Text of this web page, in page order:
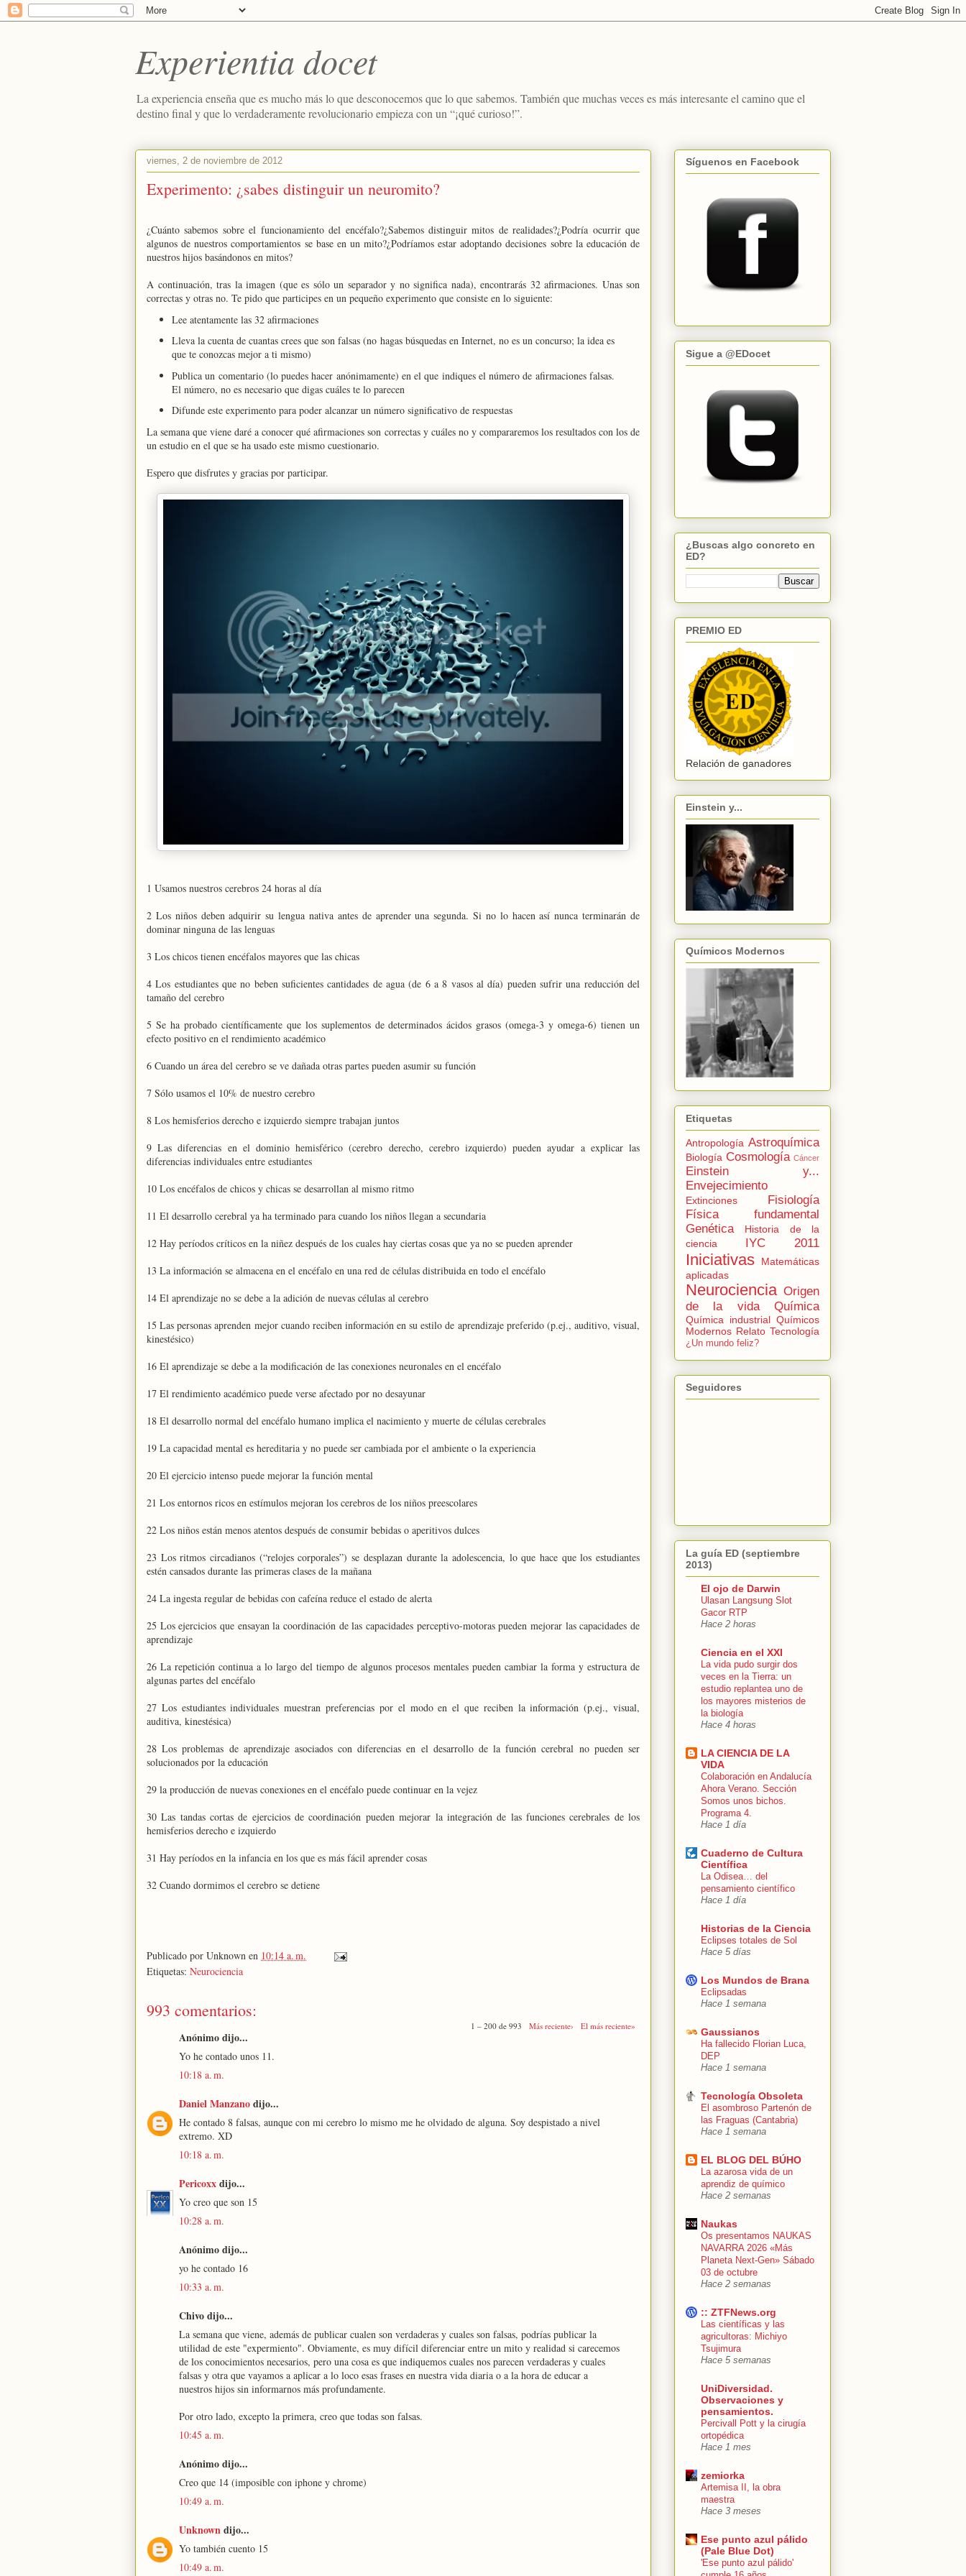
Experientia docet
La experiencia enseña que es mucho más lo que desconocemos que lo que sabemos. También que muchas veces es más interesante el camino que el
destino final y que lo verdaderamente revolucionario empieza con un “¡qué curioso!”.
viernes, 2 de noviembre de 2012
Experimento: ¿sabes distinguir un neuromito?
¿Cuánto sabemos sobre el funcionamiento del encéfalo?¿Sabemos distinguir mitos de realidades?¿Podría ocurrir que
algunos de nuestros comportamientos se base en un mito?¿Podríamos estar adoptando decisiones sobre la educación de
nuestros hijos basándonos en mitos?
A continuación, tras la imagen (que es sólo un separador y no significa nada), encontrarás 32 afirmaciones. Unas son
correctas y otras no. Te pido que participes en un pequeño experimento que consiste en lo siguiente:
Lee atentamente las 32 afirmaciones
Lleva la cuenta de cuantas crees que son falsas (no hagas búsquedas en Internet, no es un concurso; la idea es
que te conozcas mejor a ti mismo)
Publica un comentario (lo puedes hacer anónimamente) en el que indiques el número de afirmaciones falsas.
El número, no es necesario que digas cuáles te lo parecen
Difunde este experimento para poder alcanzar un número significativo de respuestas
La semana que viene daré a conocer qué afirmaciones son correctas y cuáles no y compararemos los resultados con los de
un estudio en el que se ha usado este mismo cuestionario.
Espero que disfrutes y gracias por participar.
1 Usamos nuestros cerebros 24 horas al día
2 Los niños deben adquirir su lengua nativa antes de aprender una segunda. Si no lo hacen así nunca terminarán de
dominar ninguna de las lenguas
3 Los chicos tienen encéfalos mayores que las chicas
4 Los estudiantes que no beben suficientes cantidades de agua (de 6 a 8 vasos al día) pueden sufrir una reducción del
tamaño del cerebro
5 Se ha probado científicamente que los suplementos de determinados ácidos grasos (omega-3 y omega-6) tienen un
efecto positivo en el rendimiento académico
6 Cuando un área del cerebro se ve dañada otras partes pueden asumir su función
7 Sólo usamos el 10% de nuestro cerebro
8 Los hemisferios derecho e izquierdo siempre trabajan juntos
9 Las diferencias en el dominio hemisférico (cerebro derecho, cerebro izquierdo) pueden ayudar a explicar las
diferencias individuales entre estudiantes
10 Los encéfalos de chicos y chicas se desarrollan al mismo ritmo
11 El desarrollo cerebral ya ha terminado para cuando los niños llegan a secundaria
12 Hay períodos críticos en la niñez después de los cuales hay ciertas cosas que ya no se pueden aprender
13 La información se almacena en el encéfalo en una red de células distribuida en todo el encéfalo
14 El aprendizaje no se debe a la adición de nuevas células al cerebro
15 Las personas aprenden mejor cuando reciben información en su estilo de aprendizaje preferido (p.ej., auditivo, visual,
kinestésico)
16 El aprendizaje se debe a la modificación de las conexiones neuronales en el encéfalo
17 El rendimiento académico puede verse afectado por no desayunar
18 El desarrollo normal del encéfalo humano implica el nacimiento y muerte de células cerebrales
19 La capacidad mental es hereditaria y no puede ser cambiada por el ambiente o la experiencia
20 El ejercicio intenso puede mejorar la función mental
21 Los entornos ricos en estímulos mejoran los cerebros de los niños preescolares
22 Los niños están menos atentos después de consumir bebidas o aperitivos dulces
23 Los ritmos circadianos (“relojes corporales”) se desplazan durante la adolescencia, lo que hace que los estudiantes
estén cansados durante las primeras clases de la mañana
24 La ingesta regular de bebidas con cafeína reduce el estado de alerta
25 Los ejercicios que ensayan la coordinación de las capacidades perceptivo-motoras pueden mejorar las capacidades de
aprendizaje
26 La repetición continua a lo largo del tiempo de algunos procesos mentales pueden cambiar la forma y estructura de
algunas partes del encéfalo
27 Los estudiantes individuales muestran preferencias por el modo en el que reciben la información (p.ej., visual,
auditiva, kinestésica)
28 Los problemas de aprendizaje asociados con diferencias en el desarrollo de la función cerebral no pueden ser
solucionados por la educación
29 la producción de nuevas conexiones en el encéfalo puede continuar en la vejez
30 Las tandas cortas de ejercicios de coordinación pueden mejorar la integración de las funciones cerebrales de los
hemisferios derecho e izquierdo
31 Hay períodos en la infancia en los que es más fácil aprender cosas
32 Cuando dormimos el cerebro se detiene
Publicado por Unknown en 10:14 a. m.
Etiquetas: Neurociencia
993 comentarios:
1 – 200 de 993 Más reciente› El más reciente»
Anónimo dijo...
Yo he contado unos 11.
10:18 a. m.
Daniel Manzanodijo...
He contado 8 falsas, aunque con mi cerebro lo mismo me he olvidado de alguna. Soy despistado a nivel
extremo. XD
10:18 a. m.
Pericoxxdijo...
Yo creo que son 15
10:28 a. m.
Anónimo dijo...
yo he contado 16
10:33 a. m.
Chivo dijo...
La semana que viene, además de publicar cualen son verdaderas y cuales son falsas, podrías publicar la
utilidad de este "expermiento". Obviamente, es muy difícil diferenciar entre un mito y realidad si carecemos
de los conocimientos necesarios, pero una cosa es que indiquemos cuales nos parecen verdaderas y cuales
falsas y otra que vayamos a aplicar a lo loco esas frases en nuestra vida diaria o a la hora de educar a
nuestros hijos sin informarnos más profundamente.
Por otro lado, excepto la primera, creo que todas son falsas.
10:45 a. m.
Anónimo dijo...
Creo que 14 (imposible con iphone y chrome)
10:49 a. m.
Unknowndijo...
Yo también cuento 15
10:49 a. m.
Síguenos en Facebook
Sigue a @EDocet
¿Buscas algo concreto en
ED?
PREMIO ED
Relación de ganadores
Einstein y...
Químicos Modernos
Etiquetas
Antropología Astroquímica
Biología Cosmología Cáncer
Einstein y...
Envejecimiento
Extinciones
Fisiología
Física fundamental
Genética
Historia de la
ciencia
IYC 2011
Iniciativas
Matemáticas
aplicadas
Neurociencia Origen
de la vida
Química
Química industrial Químicos
Modernos Relato Tecnología
¿Un mundo feliz?
Seguidores
La guía ED (septiembre
2013)
El ojo de Darwin
Ulasan Langsung Slot
Gacor RTP
Hace 2 horas
Ciencia en el XXI
La vida pudo surgir dos
veces en la Tierra: un
estudio replantea uno de
los mayores misterios de
la biología
Hace 4 horas
LA CIENCIA DE LA
VIDA
Colaboración en Andalucía
Ahora Verano. Sección
Somos unos bichos.
Programa 4.
Hace 1 día
Cuaderno de Cultura
Científica
La Odisea… del
pensamiento científico
Hace 1 día
Historias de la Ciencia
Eclipses totales de Sol
Hace 5 días
Los Mundos de Brana
Eclipsadas
Hace 1 semana
Gaussianos
Ha fallecido Florian Luca,
DEP
Hace 1 semana
Tecnología Obsoleta
El asombroso Partenón de
las Fraguas (Cantabria)
Hace 1 semana
EL BLOG DEL BÚHO
La azarosa vida de un
aprendiz de químico
Hace 2 semanas
Naukas
Os presentamos NAUKAS
NAVARRA 2026 «Más
Planeta Next-Gen» Sábado
03 de octubre
Hace 2 semanas
:: ZTFNews.org
Las científicas y las
agricultoras: Michiyo
Tsujimura
Hace 5 semanas
UniDiversidad.
Observaciones y
pensamientos.
Percivall Pott y la cirugía
ortopédica
Hace 1 mes
zemiorka
Artemisa II, la obra
maestra
Hace 3 meses
Ese punto azul pálido
(Pale Blue Dot)
'Ese punto azul pálido'